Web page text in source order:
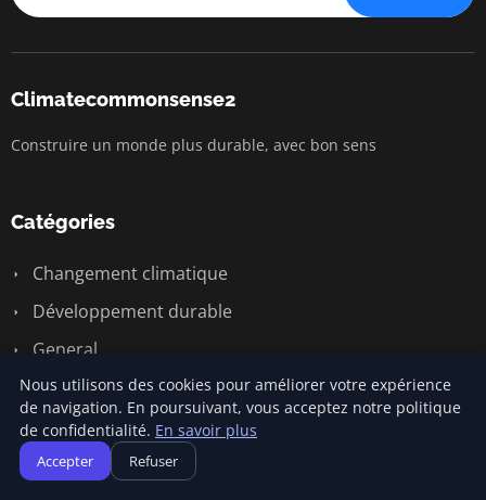
Climatecommonsense2
Construire un monde plus durable, avec bon sens
Catégories
Changement climatique
Développement durable
General
Sensibilisation écologique
Économie circulaire
Énergie renouvelable
Nous utilisons des cookies pour améliorer votre expérience
de navigation. En poursuivant, vous acceptez notre politique
de confidentialité. En savoir plus
Accepter Refuser